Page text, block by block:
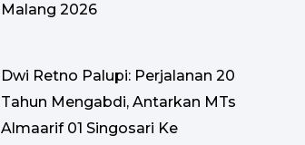
Malang 2026
Dwi Retno Palupi: Perjalanan 20
Tahun Mengabdi, Antarkan MTs
Almaarif 01 Singosari Ke